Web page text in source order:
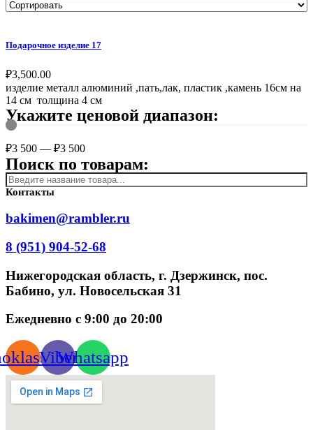
Подарочное изделие 17
₽3,500.00
изделие металл алюминий ,пать,лак, пластик ,камень 16см на
14 см толщина 4 см
Укажите ценовой диапазон:
₽3 500 — ₽3 500
Поиск по товарам:
Контакты
bakimen@rambler.ru
8 (951) 904-52-68
Нижегородская область, г. Дзержинск, пос.
Бабино, ул. Новосельская 31
Ежедневно с 9:00 до 20:00
ViberWhatsapp